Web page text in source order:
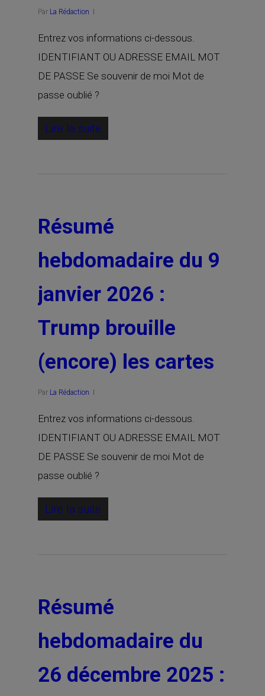
Par La Rédaction
Entrez vos informations ci-dessous.
IDENTIFIANT OU ADRESSE EMAIL MOT
DE PASSE Se souvenir de moi Mot de
passe oublié ?
Lire la suite
Résumé
hebdomadaire du 9
janvier 2026 :
Trump brouille
(encore) les cartes
Par La Rédaction
Entrez vos informations ci-dessous.
IDENTIFIANT OU ADRESSE EMAIL MOT
DE PASSE Se souvenir de moi Mot de
passe oublié ?
Lire la suite
Résumé
hebdomadaire du
26 décembre 2025 :